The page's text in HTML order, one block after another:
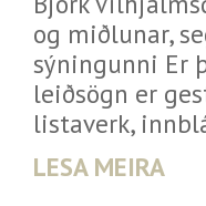
og miðlunar,
sýningunni Er
leiðsögn er
listaverk,
LESA MEIRA